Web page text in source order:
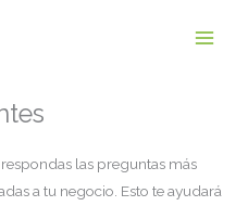
las preguntas más
a tu negocio. Esto te ayudará